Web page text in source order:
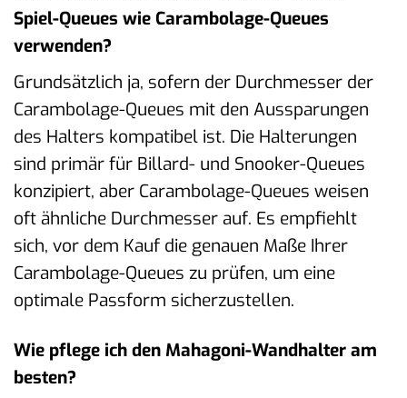
Spiel-Queues wie Carambolage-Queues
verwenden?
Grundsätzlich ja, sofern der Durchmesser der
Carambolage-Queues mit den Aussparungen
des Halters kompatibel ist. Die Halterungen
sind primär für Billard- und Snooker-Queues
konzipiert, aber Carambolage-Queues weisen
oft ähnliche Durchmesser auf. Es empfiehlt
sich, vor dem Kauf die genauen Maße Ihrer
Carambolage-Queues zu prüfen, um eine
optimale Passform sicherzustellen.
Wie pflege ich den Mahagoni-Wandhalter am
besten?